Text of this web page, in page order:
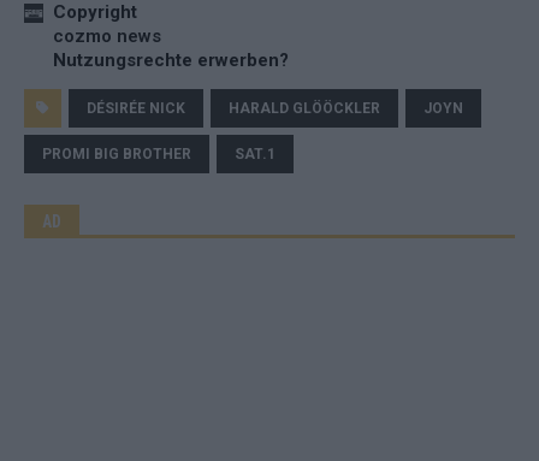
Copyright
cozmo news
Nutzungsrechte erwerben?
DÉSIRÉE NICK HARALD GLÖÖCKLER JOYN
PROMI BIG BROTHER SAT.1
AD